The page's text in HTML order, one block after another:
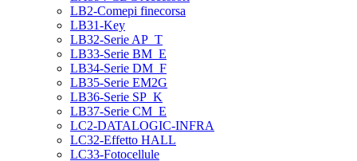
LB2-Comepi finecorsa
LB31-Key
LB32-Serie AP_T
LB33-Serie BM_E
LB34-Serie DM_F
LB35-Serie EM2G
LB36-Serie SP_K
LB37-Serie CM_E
LC2-DATALOGIC-INFRA
LC32-Effetto HALL
LC33-Fotocellule